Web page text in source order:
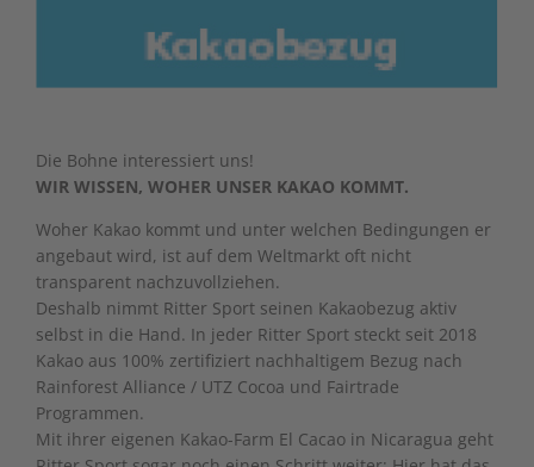
Die Bohne interessiert uns!
WIR WISSEN, WOHER UNSER KAKAO KOMMT.
Woher Kakao kommt und unter welchen Bedingungen er
angebaut wird, ist auf dem Weltmarkt oft nicht
transparent nachzuvollziehen.
Deshalb nimmt Ritter Sport seinen Kakaobezug aktiv
selbst in die Hand. In jeder Ritter Sport steckt seit 2018
Kakao aus 100% zertifiziert nachhaltigem Bezug nach
Rainforest Alliance / UTZ Cocoa und Fairtrade
Programmen.
Mit ihrer eigenen Kakao-Farm El Cacao in Nicaragua geht